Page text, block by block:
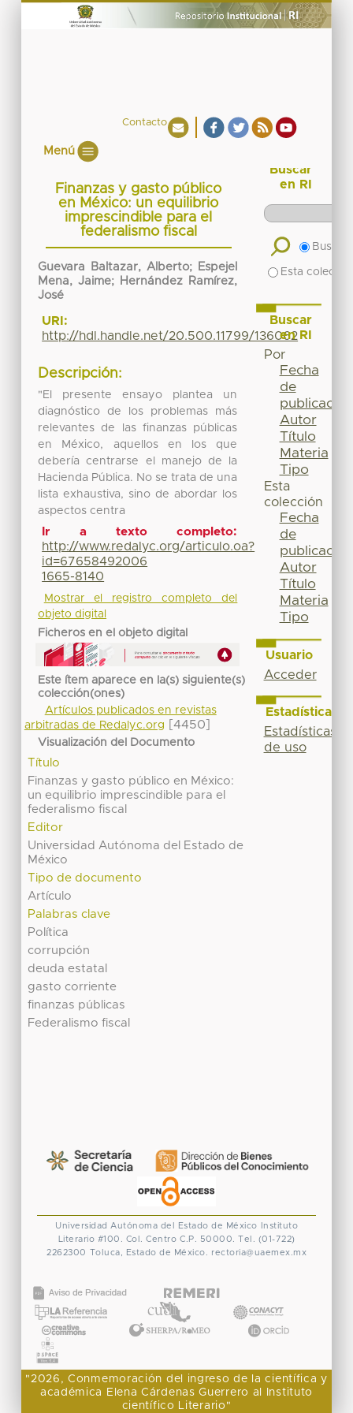
Contacto
Menú
Finanzas y gasto público
en México: un equilibrio
imprescindible para el
federalismo fiscal
Guevara Baltazar, Alberto; Espejel
Mena, Jaime; Hernández Ramírez,
José
URI:
http://hdl.handle.net/20.500.11799/136062
Descripción:
"El presente ensayo plantea un
diagnóstico de los problemas más
relevantes de las finanzas públicas
en México, aquellos en los que
debería centrarse el manejo de la
Hacienda Pública. No se trata de una
lista exhaustiva, sino de abordar los
aspectos centra
Ir a texto completo:
http://www.redalyc.org/articulo.oa?
id=67658492006
1665-8140
Mostrar el registro completo del
objeto digital
Ficheros en el objeto digital
Este ítem aparece en la(s) siguiente(s)
colección(ones)
Artículos publicados en revistas
arbitradas de Redalyc.org
[4450]
Visualización del Documento
Título
Finanzas y gasto público en México:
un equilibrio imprescindible para el
federalismo fiscal
Editor
Universidad Autónoma del Estado de
México
Tipo de documento
Artículo
Palabras clave
Política
corrupción
deuda estatal
gasto corriente
finanzas públicas
Federalismo fiscal
Buscar
en RI
Buscar
Esta
Buscar
en RI
Por
Fecha
de
publicación
Autor
Título
Materia
Tipo
Esta
colección
Fecha
de
publicación
Autor
Título
Materia
Tipo
Usuario
Acceder
Estadísticas
Estadísticas
de uso
Universidad Autónoma del Estado de México
Instituto
Literario #100. Col. Centro C.P. 50000. Tel. (01-722)
2262300 Toluca, Estado de México. rectoria@uaemex.mx
"2026, Conmemoración del ingreso de la científica y
académica Elena Cárdenas Guerrero al Instituto
científico Literario"